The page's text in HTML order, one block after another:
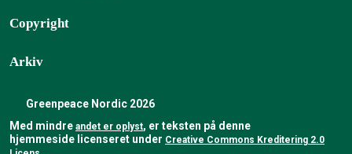
Copyright
Arkiv
Greenpeace Nordic 2026
Med mindre andet er oplyst, er teksten på denne
hjemmeside licenseret under Creative Commons Kreditering 2.0